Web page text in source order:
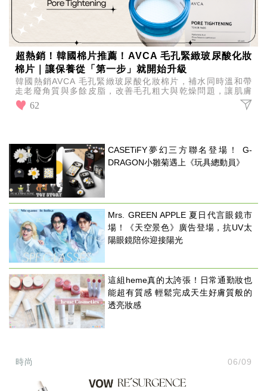
超熱銷！韓國棉片推薦！AVCA 毛孔緊緻玻尿酸化妝
棉片｜讓保養從「第一步」就開始升級
韓國熱銷AVCA 毛孔緊緻玻尿酸化妝棉片，補水同時溫和帶
走老廢角質與多餘皮脂，改善毛孔粗大與乾燥問題，讓肌膚
回到穩定透亮狀態，懶人保養也能有好膚質。
62
CASETiFY夢幻三方聯名登場！ G-
DRAGON小雛菊遇上《玩具總動員》
Mrs. GREEN APPLE 夏日代言眼鏡市
場！《天空景色》廣告登場，抗UV太
陽眼鏡陪你迎接陽光
這組heme真的太誇張！日常通勤妝也
能超有質感 輕鬆完成天生好膚質般的
透亮妝感
時尚 06/09